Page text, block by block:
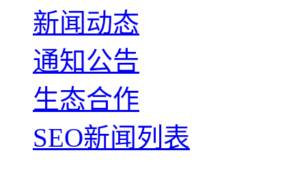
新闻动态
通知公告
生态合作
SEO新闻列表